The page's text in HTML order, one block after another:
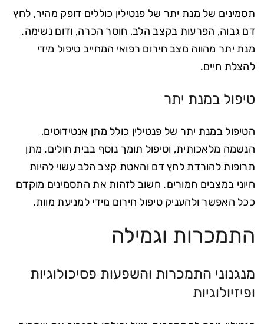
תסמינים של מנת יתר של פנטילין כוללים דופק מהיר, לחץ
דם גבוה, הפרעות בקצב הלב, חוסר הכרה, ודום נשימה.
מנת יתר מהווה מצב חירום רפואי המחייב טיפול מידי
להצלת חיים.
טיפול במנת יתר
הטיפול במנת יתר של פנטילין כולל מתן אנטידוטים,
הנשמה מלאכותית, וטיפול תומך נוסף בבית חולים. מתן
תרופות להורדת לחץ דם והאטת קצב הלב עשוי להיות
חיוני במצבים חמורים. חשוב לזהות את התסמינים מוקדם
ככל האפשר ולהעניק טיפול חירום מידי למניעת מוות.
התמכרות וגמילה
מנגנוני התמכרות והשפעות פסיכולוגיות
ופיזיולוגיות